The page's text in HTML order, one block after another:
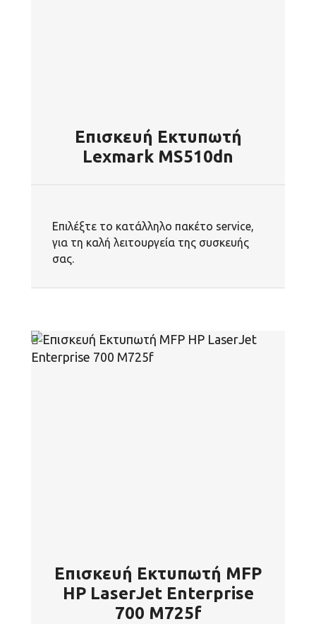
Επισκευή Εκτυπωτή
Lexmark MS510dn
Επιλέξτε το κατάλληλο πακέτο service,
για τη καλή λειτουργεία της συσκευής
σας.
Επισκευή Εκτυπωτή MFP
HP LaserJet Enterprise
700 M725f